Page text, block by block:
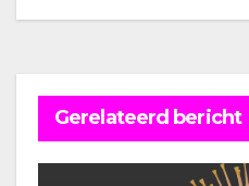
Gerelateerd bericht